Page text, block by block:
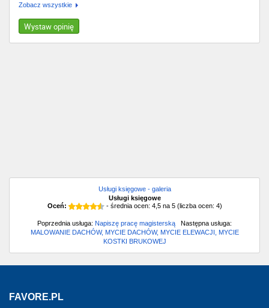
Zobacz wszystkie
Wystaw opinię
Usługi księgowe - galeria
Usługi księgowe
Oceń:
- średnia ocen: 4,5na 5(liczba ocen: 4)
Poprzednia usługa: Napiszę pracę magisterską Następna usługa:
MALOWANIE DACHÓW, MYCIE DACHÓW, MYCIE ELEWACJI, MYCIE
KOSTKI BRUKOWEJ
FAVORE.PL